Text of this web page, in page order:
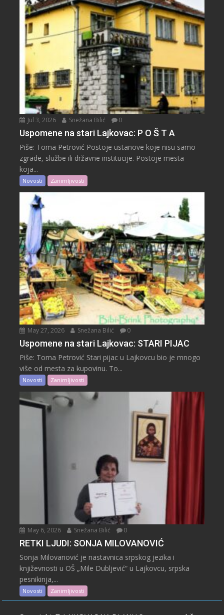
Jul 3, 2026 Snežana Bilić 0
Uspomene na stari Lajkovac: P O Š T A
Piše: Toma Petrović Postoje ustanove koje nisu samo
zgrade, službe ili državne institucije. Postoje mesta
koja...
Novosti Zanimljivosti
May 27, 2026 Snežana Bilić 0
Uspomene na stari Lajkovac: STARI PIJAC
Piše: Toma Petrović Stari pijac u Lajkovcu bio je mnogo
više od mesta za kupovinu. To...
Novosti Zanimljivosti
May 6, 2026 Snežana Bilić 0
RETKI LJUDI: SONJA MILOVANOVIĆ
Sonja Milovanović je nastavnica srpskog jezika i
književnosti u OŠ „Mile Dubljević“ u Lajkovcu, srpska
pesnikinja,...
Novosti Zanimljivosti